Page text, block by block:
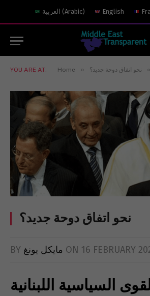
العربية (Arabic) English
YOU ARE AT: Home » » نحو اتفاق دوحة جديد؟
نحو اتفاق دوحة جديد؟
BY مايكل يونغ ON 16 FEBRUARY
السياسية اللبنانية